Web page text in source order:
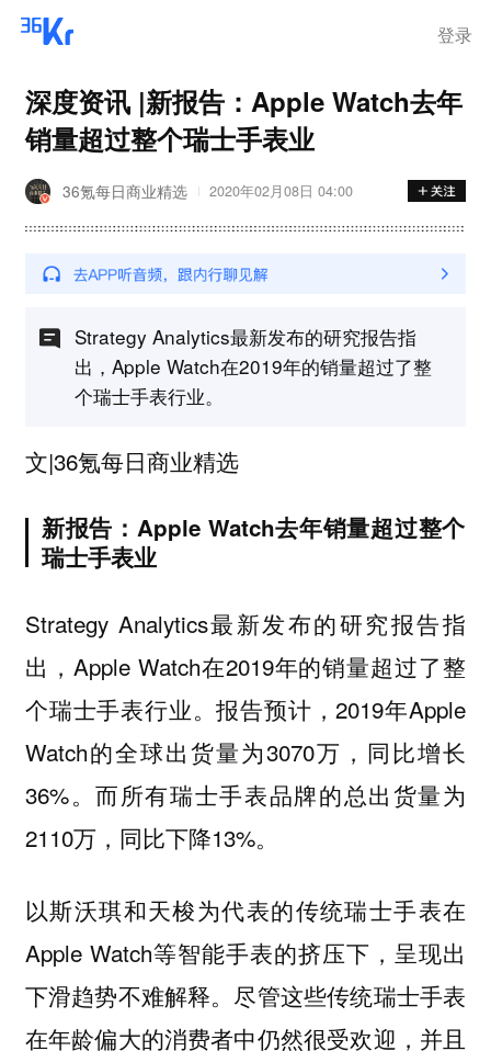
登录
深度资讯 |新报告：Apple Watch去年
销量超过整个瑞士手表业
36氪每日商业精选 2020年02月08日 04:00
Strategy Analytics最新发布的研究报告指
出，Apple Watch在2019年的销量超过了整
个瑞士手表行业。
文|36氪每日商业精选
新报告：Apple Watch去年销量超过整个
瑞士手表业
Strategy Analytics最新发布的研究报告指
出，Apple Watch在2019年的销量超过了整
个瑞士手表行业。报告预计，2019年Apple
Watch的全球出货量为3070万，同比增长
36%。而所有瑞士手表品牌的总出货量为
2110万，同比下降13%。
以斯沃琪和天梭为代表的传统瑞士手表在
Apple Watch等智能手表的挤压下，呈现出
下滑趋势不难解释。尽管这些传统瑞士手表
在年龄偏大的消费者中仍然很受欢迎，并且